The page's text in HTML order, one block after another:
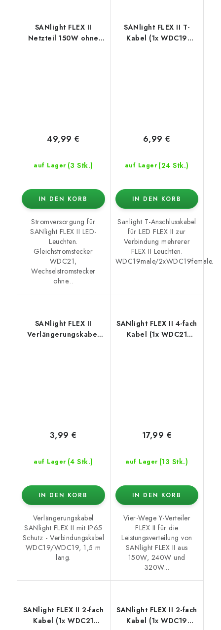
SANlight FLEX II
Netzteil 150W ohne
auf Lager (3 Stk.)
49,99 €
IN DEN KORB
Stromversorgung für
SANlight FLEX II LED-
Leuchten.
Gleichstromstecker
WDC21,
Wechselstromstecker
ohne...
SANlight FLEX II T-
Kabel (1x WDC19
auf Lager (24 Stk.)
6,99 €
IN DEN KORB
Sanlight T-Anschlusskabel
für LED FLEX II zur
Verbindung mehrerer
FLEX II Leuchten.
WDC19male/2xWDC19female.
SANlight FLEX II
Verlängerungskabel
auf Lager (4 Stk.)
3,99 €
IN DEN KORB
Verlängerungskabel
SANlight FLEX II mit IP65
Schutz - Verbindungskabel
WDC19/WDC19, 1,5 m
lang.
SANlight FLEX II 4-fach
Kabel (1x WDC21
auf Lager (13 Stk.)
17,99 €
IN DEN KORB
Vier-Wege Y-Verteiler
FLEX II für die
Leistungsverteilung von
SANlight FLEX II aus
150W, 240W und
320W...
SANlight FLEX II 2-fach
Kabel (1x WDC21
SANlight FLEX II 2-fach
Kabel (1x WDC19